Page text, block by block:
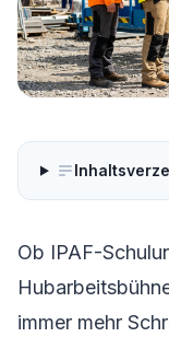
Ob IPAF-
immer mehr